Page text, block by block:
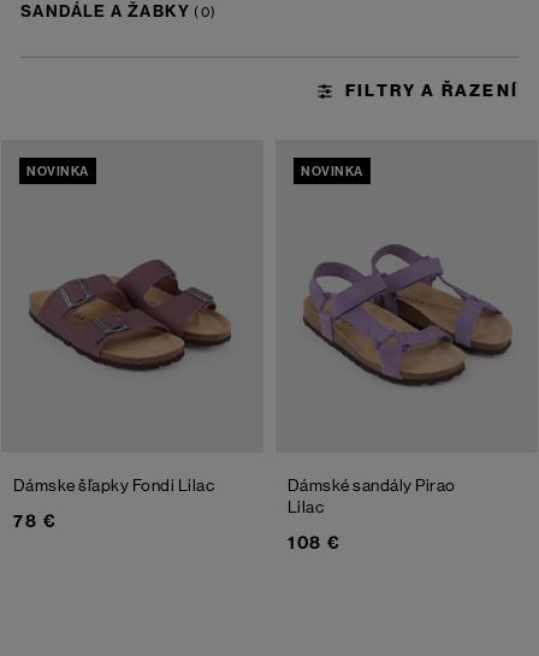
SANDÁLE A ŽABKY
NOVINKA
Dámske šľapky Fondi Lilac
78 €
NOVINKA
Dámské sandály Pirao
Lilac
108 €